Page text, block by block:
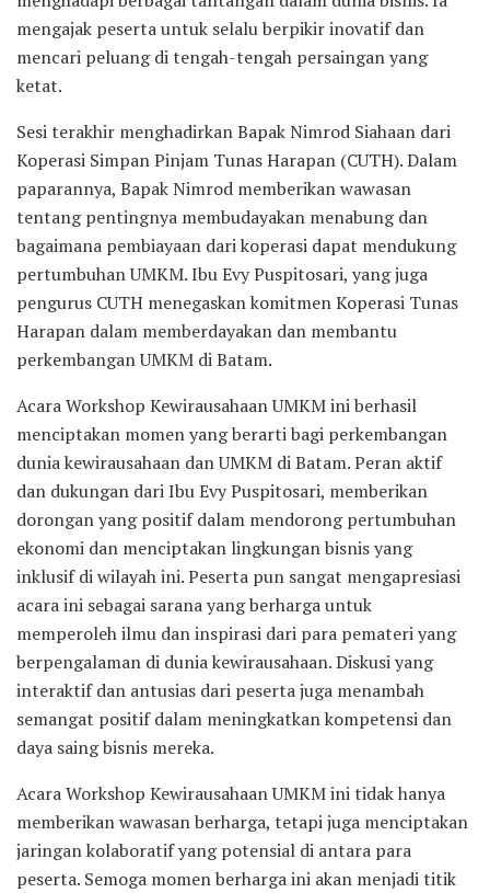
mengajak peserta untuk selalu berpikir inovatif dan
mencari peluang di tengah-tengah persaingan yang
ketat.
Sesi terakhir menghadirkan Bapak Nimrod Siahaan dari
Koperasi Simpan Pinjam Tunas Harapan (CUTH). Dalam
paparannya, Bapak Nimrod memberikan wawasan
tentang pentingnya membudayakan menabung dan
bagaimana pembiayaan dari koperasi dapat mendukung
pertumbuhan UMKM. Ibu Evy Puspitosari, yang juga
pengurus CUTH menegaskan komitmen Koperasi Tunas
Harapan dalam memberdayakan dan membantu
perkembangan UMKM di Batam.
Acara Workshop Kewirausahaan UMKM ini berhasil
menciptakan momen yang berarti bagi perkembangan
dunia kewirausahaan dan UMKM di Batam. Peran aktif
dan dukungan dari Ibu Evy Puspitosari, memberikan
dorongan yang positif dalam mendorong pertumbuhan
ekonomi dan menciptakan lingkungan bisnis yang
inklusif di wilayah ini. Peserta pun sangat mengapresiasi
acara ini sebagai sarana yang berharga untuk
memperoleh ilmu dan inspirasi dari para pemateri yang
berpengalaman di dunia kewirausahaan. Diskusi yang
interaktif dan antusias dari peserta juga menambah
semangat positif dalam meningkatkan kompetensi dan
daya saing bisnis mereka.
Acara Workshop Kewirausahaan UMKM ini tidak hanya
memberikan wawasan berharga, tetapi juga menciptakan
jaringan kolaboratif yang potensial di antara para
peserta. Semoga momen berharga ini akan menjadi titik